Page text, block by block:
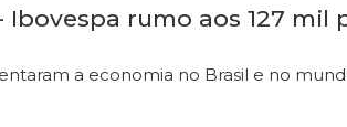
Ibovespa rumo aos 127 mil
a economia no Brasil e no